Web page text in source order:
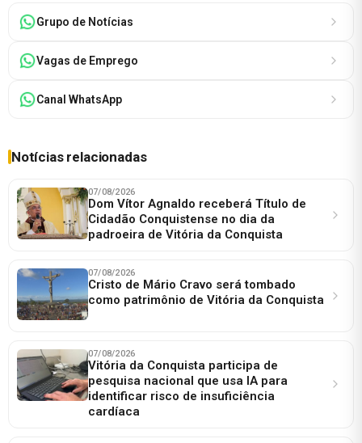
Grupo de Notícias
Vagas de Emprego
Canal WhatsApp
Notícias relacionadas
07/08/2026
Dom Vítor Agnaldo receberá Título de
Cidadão Conquistense no dia da
padroeira de Vitória da Conquista
07/08/2026
Cristo de Mário Cravo será tombado
como patrimônio de Vitória da Conquista
07/08/2026
Vitória da Conquista participa de
pesquisa nacional que usa IA para
identificar risco de insuficiência
cardíaca